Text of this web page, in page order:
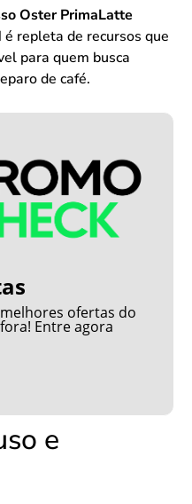
Oster PrimaLatte
é repleta de recursos que
para quem busca
de café.
ofertas do
Entre agora
e